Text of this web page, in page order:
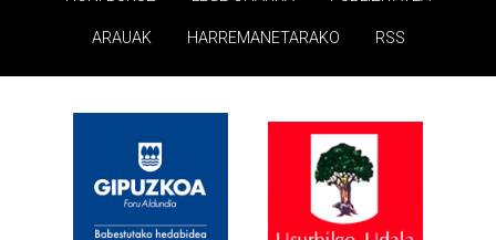
ARAUAK HARREMANETARAKO RSS